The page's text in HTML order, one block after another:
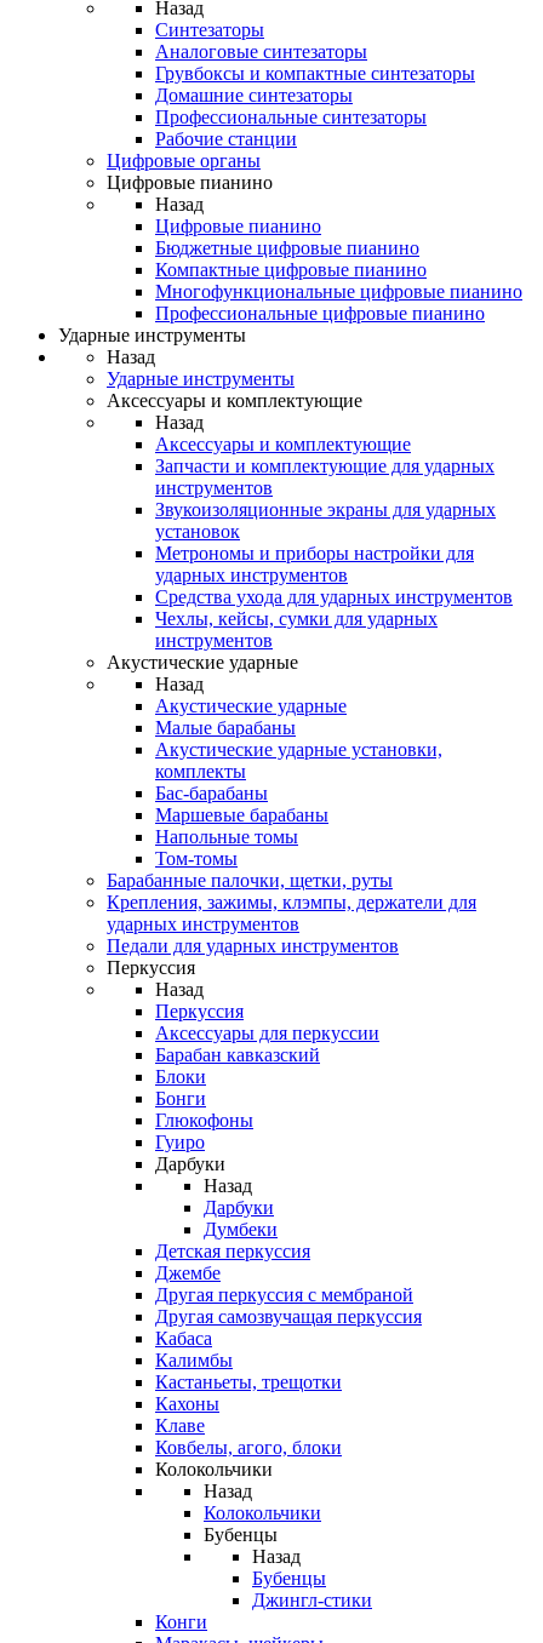
Назад
Синтезаторы
Аналоговые синтезаторы
Грувбоксы и компактные синтезаторы
Домашние синтезаторы
Профессиональные синтезаторы
Рабочие станции
Цифровые органы
Цифровые пианино
Назад
Цифровые пианино
Бюджетные цифровые пианино
Компактные цифровые пианино
Многофункциональные цифровые пианино
Профессиональные цифровые пианино
Ударные инструменты
Назад
Ударные инструменты
Аксессуары и комплектующие
Назад
Аксессуары и комплектующие
Запчасти и комплектующие для ударных
инструментов
Звукоизоляционные экраны для ударных
установок
Метрономы и приборы настройки для
ударных инструментов
Средства ухода для ударных инструментов
Чехлы, кейсы, сумки для ударных
инструментов
Акустические ударные
Назад
Акустические ударные
Mалые барабаны
Акустические ударные установки,
комплекты
Бас-барабаны
Маршевые барабаны
Напольные томы
Том-томы
Барабанные палочки, щетки, руты
Крепления, зажимы, клэмпы, держатели для
ударных инструментов
Педали для ударных инструментов
Перкуссия
Назад
Перкуссия
Аксессуары для перкуссии
Барабан кавказский
Блоки
Бонги
Глюкофоны
Гуиро
Дарбуки
Назад
Дарбуки
Думбеки
Детская перкуссия
Джембе
Другая перкуссия с мембраной
Другая самозвучащая перкуссия
Кабаса
Калимбы
Кастаньеты, трещотки
Кахоны
Клаве
Ковбелы, агого, блоки
Колокольчики
Назад
Колокольчики
Бубенцы
Назад
Бубенцы
Джингл-стики
Конги